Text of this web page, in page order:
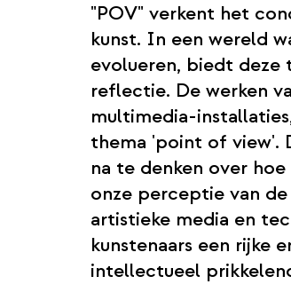
"POV" verkent het
kunst. In een wereld
evolueren, biedt
reflectie. De werken
multimedia-
thema 'point of view'.
na te denken over
onze perceptie van
artistieke media en
kunstenaars een rijke
intellectueel